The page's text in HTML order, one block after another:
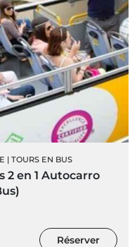
| TOURS EN BUS
2 en 1 Autocarro
Réserver